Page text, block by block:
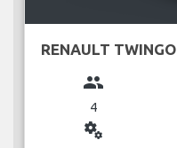
RENAULT TWINGO
group
4
miscellaneous_services